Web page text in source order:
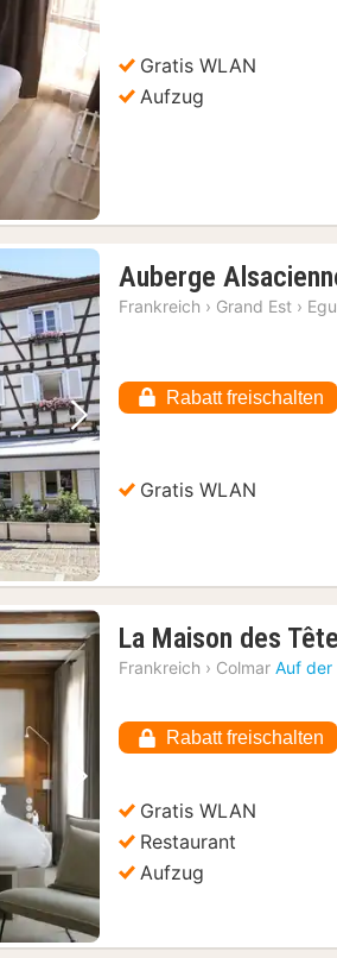
Nächstes Bild
Gratis WLAN
Aufzug
Nächstes Bild
Auberge
Frankreich › Grand Est ›
Rabatt freischalten
Gratis WLAN
Nächstes Bild
La Maison des
Frankreich › Colmar Auf der
Rabatt freischalten
Gratis WLAN
Restaurant
Aufzug